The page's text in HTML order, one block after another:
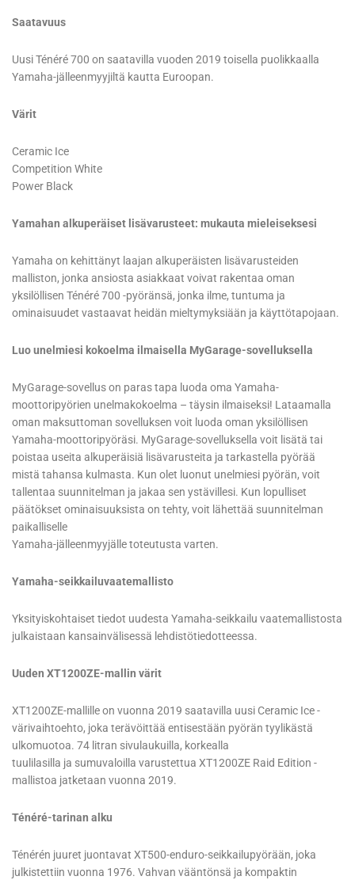
Saatavuus
Uusi Ténéré 700 on saatavilla vuoden 2019 toisella puolikkaalla
Yamaha-jälleenmyyjiltä kautta Euroopan.
Värit
Ceramic Ice
Competition White
Power Black
Yamahan alkuperäiset lisävarusteet: mukauta mieleiseksesi
Yamaha on kehittänyt laajan alkuperäisten lisävarusteiden
malliston, jonka ansiosta asiakkaat voivat rakentaa oman
yksilöllisen Ténéré 700 -pyöränsä, jonka ilme, tuntuma ja
ominaisuudet vastaavat heidän mieltymyksiään ja käyttötapojaan.
Luo unelmiesi kokoelma ilmaisella MyGarage-sovelluksella
MyGarage-sovellus on paras tapa luoda oma Yamaha-
moottoripyörien unelmakokoelma – täysin ilmaiseksi! Lataamalla
oman maksuttoman sovelluksen voit luoda oman yksilöllisen
Yamaha-moottoripyöräsi. MyGarage-sovelluksella voit lisätä tai
poistaa useita alkuperäisiä lisävarusteita ja tarkastella pyörää
mistä tahansa kulmasta. Kun olet luonut unelmiesi pyörän, voit
tallentaa suunnitelman ja jakaa sen ystävillesi. Kun lopulliset
päätökset ominaisuuksista on tehty, voit lähettää suunnitelman
paikalliselle
Yamaha-jälleenmyyjälle toteutusta varten.
Yamaha-seikkailuvaatemallisto
Yksityiskohtaiset tiedot uudesta Yamaha-seikkailu vaatemallistosta
julkaistaan kansainvälisessä lehdistötiedotteessa.
Uuden XT1200ZE-mallin värit
XT1200ZE-mallille on vuonna 2019 saatavilla uusi Ceramic Ice -
värivaihtoehto, joka terävöittää entisestään pyörän tyylikästä
ulkomuotoa. 74 litran sivulaukuilla, korkealla
tuulilasilla ja sumuvaloilla varustettua XT1200ZE Raid Edition -
mallistoa jatketaan vuonna 2019.
Ténéré-tarinan alku
Ténérén juuret juontavat XT500-enduro-seikkailupyörään, joka
julkistettiin vuonna 1976. Vahvan vääntönsä ja kompaktin